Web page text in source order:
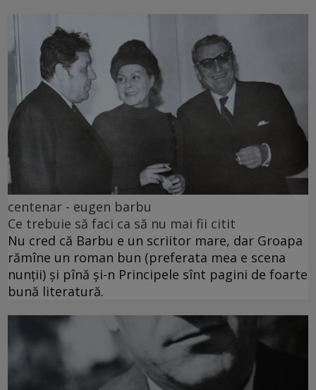
centenar - eugen barbu
Ce trebuie să faci ca să nu mai fii citit
Nu cred că Barbu e un scriitor mare, dar Groapa
rămîne un roman bun (preferata mea e scena
nunții) și pînă și-n Principele sînt pagini de foarte
bună literatură.